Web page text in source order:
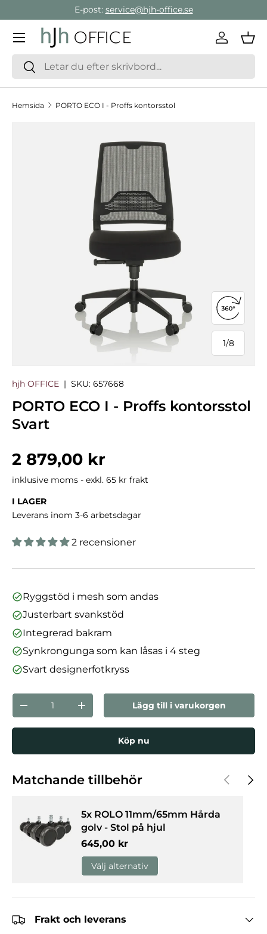
Gå direkt till innehållet
E-post: service@hjh-office.se
SökSök
Logga in
Meny
Hemsida PORTO ECO I - Proffs kontorsstol
Hoppa till produktinformation
1/
från
8
Öppna
hjh OFFICE | SKU: 657668
PORTO ECO I - Proffs kontorsstol
Svart
Normalpris
2 879,00 kr
inklusive moms - exkl. 65 kr frakt
I LAGER
Leverans inom 3-6 arbetsdagar
2 recensioner
Ryggstöd i mesh som andas
Justerbart svankstöd
Integrerad bakram
Synkrongunga som kan låsas i 4 steg
Svart designerfotkryss
nummer
Minska mängdenÖka kvantitetenLägg till i varukorgen
Köp nu
Matchande tillbehör Nästa
5x ROLO 11mm/65mm Hårda
golv - Stol på hjul
Normalpris
645,00 kr
Välj alternativ
Frakt och leverans